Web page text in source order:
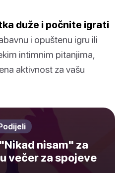
duže i počnite igrati
i opuštenu igru ili
intimnim pitanjima,
aktivnost za vašu
nisam" za
večer za spojeve